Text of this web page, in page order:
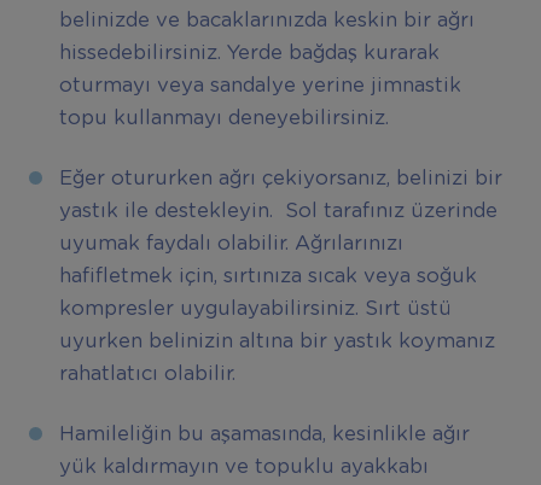
belinizde ve bacaklarınızda keskin bir ağrı
hissedebilirsiniz. Yerde bağdaş kurarak
oturmayı veya sandalye yerine jimnastik
topu kullanmayı deneyebilirsiniz.
Eğer otururken ağrı çekiyorsanız, belinizi bir
yastık ile destekleyin. Sol tarafınız üzerinde
uyumak faydalı olabilir. Ağrılarınızı
hafifletmek için, sırtınıza sıcak veya soğuk
kompresler uygulayabilirsiniz. Sırt üstü
uyurken belinizin altına bir yastık koymanız
rahatlatıcı olabilir.
Hamileliğin bu aşamasında, kesinlikle ağır
yük kaldırmayın ve topuklu ayakkabı